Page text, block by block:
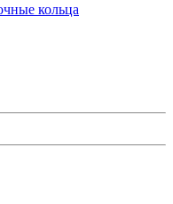
кольца